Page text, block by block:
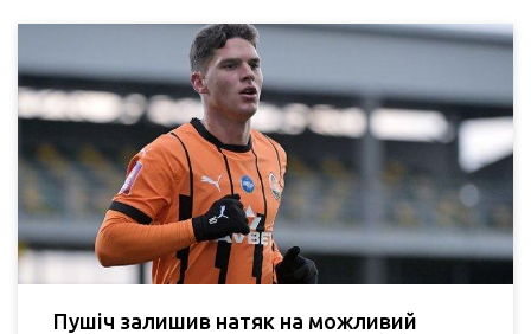
Пушіч залишив натяк на можливий